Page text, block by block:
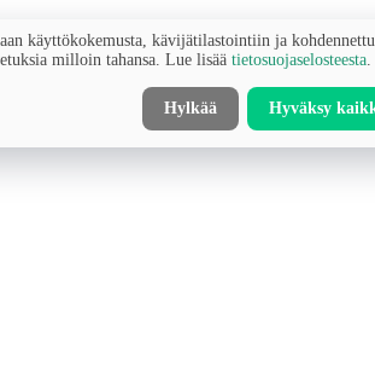
käyttökokemusta, kävijätilastointiin ja
milloin tahansa. Lue lisää tietosuojaselosteesta
Hylkää Hyväksy